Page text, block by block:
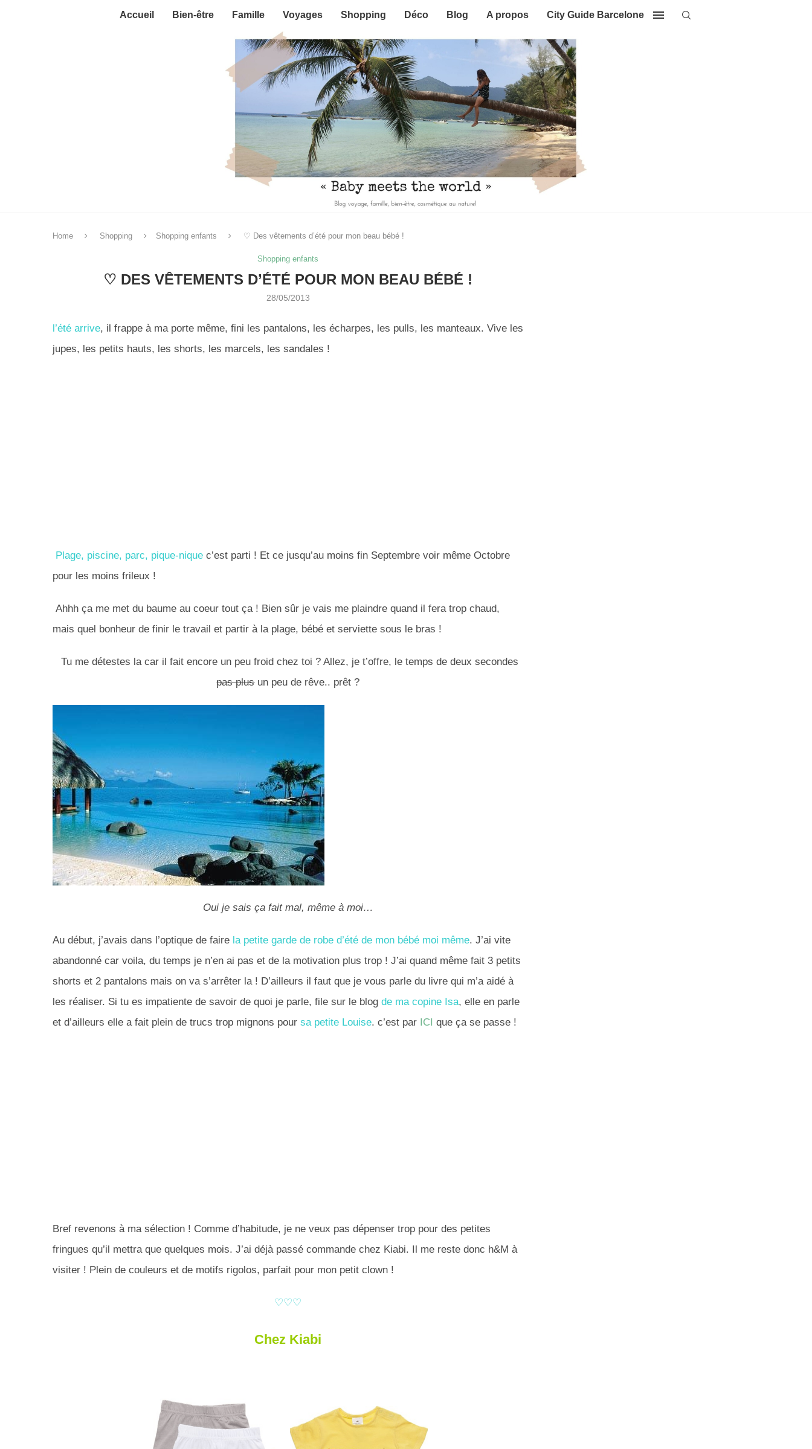
Accueil Bien-être Famille Voyages Shopping Déco Blog A propos City Guide Barcelone
Home Shopping Shopping enfants ♡ Des vêtements d’été pour mon beau bébé !
Shopping enfants
♡ DES VÊTEMENTS D’ÉTÉ POUR MON BEAU BÉBÉ !
28/05/2013
l’été arrive, il frappe à ma porte même, fini les pantalons, les écharpes, les pulls, les manteaux. Vive les
jupes, les petits hauts, les shorts, les marcels, les sandales !
Plage, piscine, parc, pique-nique c’est parti ! Et ce jusqu’au moins fin Septembre voir même Octobre
pour les moins frileux !
Ahhh ça me met du baume au coeur tout ça ! Bien sûr je vais me plaindre quand il fera trop chaud,
mais quel bonheur de finir le travail et partir à la plage, bébé et serviette sous le bras !
Tu me détestes la car il fait encore un peu froid chez toi ? Allez, je t’offre, le temps de deux secondes
pas plusun peu de rêve.. prêt ?
Oui je sais ça fait mal, même à moi…
Au début, j’avais dans l’optique de faire la petite garde de robe d’été de mon bébé moi même. J’ai vite
abandonné car voila, du temps je n’en ai pas et de la motivation plus trop ! J’ai quand même fait 3 petits
shorts et 2 pantalons mais on va s’arrêter la ! D’ailleurs il faut que je vous parle du livre qui m’a aidé à
les réaliser. Si tu es impatiente de savoir de quoi je parle, file sur le blog de ma copine Isa, elle en parle
et d’ailleurs elle a fait plein de trucs trop mignons pour sa petite Louise. c’est par ICI que ça se passe !
Bref revenons à ma sélection ! Comme d’habitude, je ne veux pas dépenser trop pour des petites
fringues qu’il mettra que quelques mois. J’ai déjà passé commande chez Kiabi. Il me reste donc h&M à
visiter ! Plein de couleurs et de motifs rigolos, parfait pour mon petit clown !
♡♡♡
Chez Kiabi